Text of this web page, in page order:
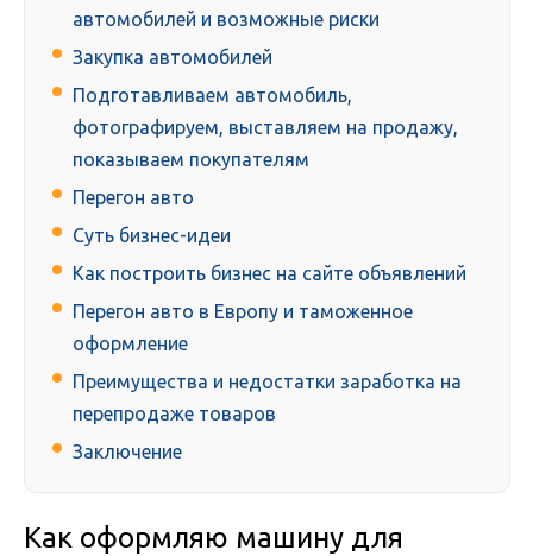
автомобилей и возможные риски
Закупка автомобилей
Подготавливаем автомобиль,
фотографируем, выставляем на продажу,
показываем покупателям
Перегон авто
Суть бизнес-идеи
Как построить бизнес на сайте объявлений
Перегон авто в Европу и таможенное
оформление
Преимущества и недостатки заработка на
перепродаже товаров
Заключение
Как оформляю машину для